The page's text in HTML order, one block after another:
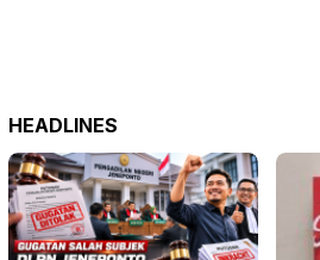
HEADLINES